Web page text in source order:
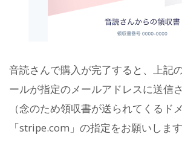
音読さんで購入が完了すると、上記
ールが指定のメールアドレスに送信さ
（念のため領収書が送られてくるド
「stripe.com」の指定をお願いします